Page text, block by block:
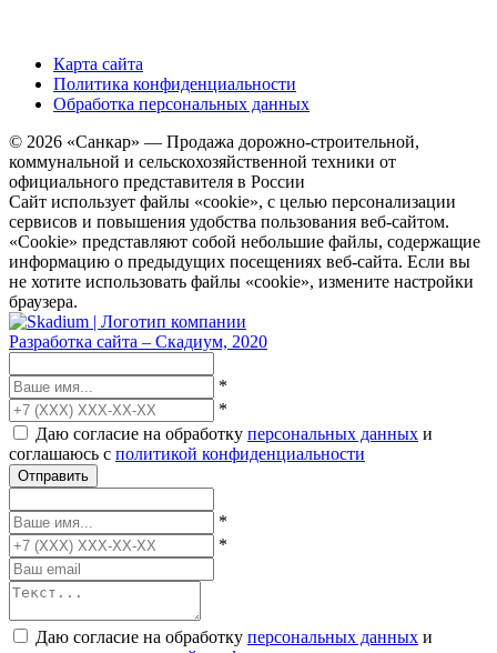
Карта сайта
Политика конфиденциальности
Обработка персональных данных
© 2026 «Санкар» — Продажа дорожно-строительной,
коммунальной и сельскохозяйственной техники от
официального представителя в России
Сайт использует файлы «cookie», с целью персонализации
сервисов и повышения удобства пользования веб-сайтом.
«Cookie» представляют собой небольшие файлы, содержащие
информацию о предыдущих посещениях веб-сайта. Если вы
не хотите использовать файлы «cookie», измените настройки
браузера.
Разработка сайта – Скадиум, 2020
*
*
Даю согласие на обработку персональных данных и
соглашаюсь с политикой конфиденциальности
Отправить
*
*
Даю согласие на обработку персональных данных и